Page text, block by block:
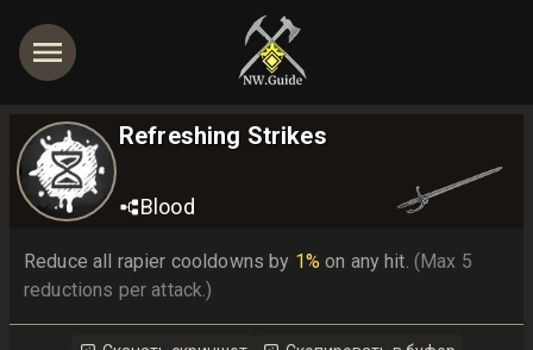
Refreshing Strikes
Blood
Reduce all rapier cooldowns by 1% on any hit. (Max 5
reductions per attack.)